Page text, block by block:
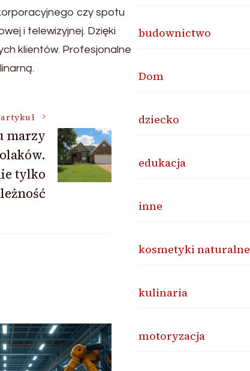
czy spotu
i telewizyjnej. Dzięki
klientów. Profesjonalne
marzy
tylko
budownictwo
Dom
dziecko
edukacja
inne
kosmetyki naturalne
kulinaria
motoryzacja